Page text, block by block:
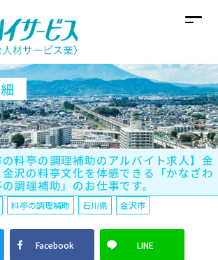
の料亭の調理補助のアルバイト求人】金
沢の料亭文化を体感できる「かなざわ
調理補助」のお仕事です。
料亭の調理補助 石川県 金沢市
Facebook LINE